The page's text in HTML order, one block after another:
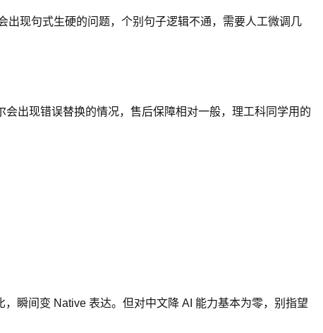
出现句式生硬的问题，个别句子逻辑不通，需要人工微调几
出现错误替换的情况，售后保障相对一般，理工科同学用的
瞬间变 Native 表达。但对中文降 AI 能力基本为零，别指望